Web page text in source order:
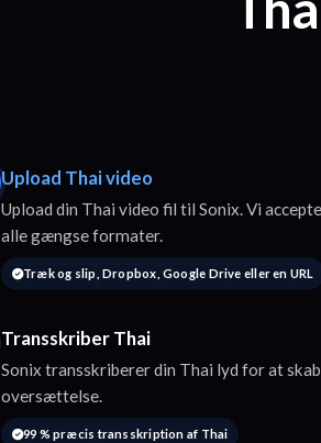
Upload Thai video
Upload din Thai video fil til Sonix. Vi
alle gængse formater.
Træk og slip, Dropbox, Google Drive eller en URL
Transskriber Thai
Sonix transskriberer din Thai lyd for at
oversættelse.
99 % præcis transskription af Thai